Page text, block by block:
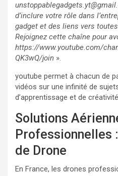
d’inclure votre rôle dans
gadget et des liens vers
Rejoignez cette chaîne pour
https://www.youtube.com/
QK3wQ/join ».
youtube permet à chacun de
vidéos sur une infinité de
d’apprentissage et de
Solutions
Professionnelles
de Drone
En France, les drones